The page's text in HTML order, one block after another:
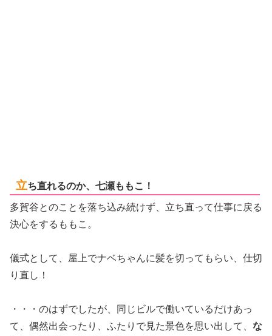
立ち直れるのか、七瀬ももこ！
多賀谷とのことを落ち込み続けず、立ち直って仕事に戻る
決心をするももこ。
儀式として、屋上でナベちゃんに髪を切ってもらい、仕切
り直し！
・・・のはずでしたが、同じビルで働いているだけあっ
て、偶然出会ったり、ふたりで見た景色を思い出して、 な